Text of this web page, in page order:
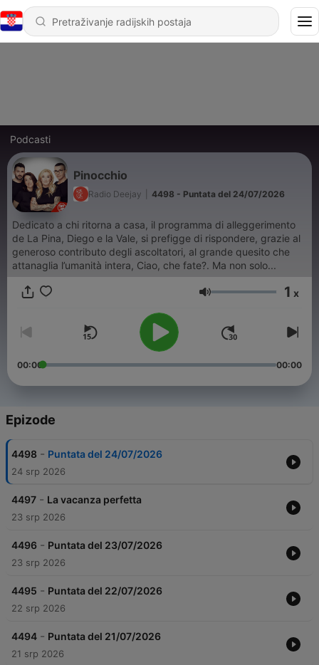
Podcasti
Pinocchio
Radio Deejay 4498 - Puntata del 24/07/2026
Dedicato a chi ritorna a casa, il programma di alleggerimento
de La Pina, Diego e la Vale, si prefigge di rispondere, grazie al
generoso contributo degli ascoltatori, al grande quesito che
attanaglia l’umanità intera, Ciao, che fate?. Ma non solo...
Glasnoća 1 x
00:00 00:00
Epizode
4498 - Puntata del 24/07/2026
24 srp 2026
4497 - La vacanza perfetta
23 srp 2026
4496 - Puntata del 23/07/2026
23 srp 2026
4495 - Puntata del 22/07/2026
22 srp 2026
4494 - Puntata del 21/07/2026
21 srp 2026